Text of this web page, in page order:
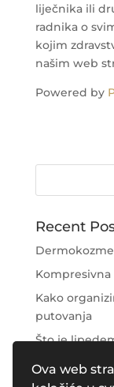
Ova web
liječnika ili
radnika o
kojim
našim web
Powered by
Recent
Kompresivna
Kako
putovanja
Što je
Njega